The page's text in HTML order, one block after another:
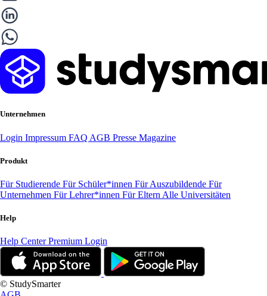
Unternehmen
Login Impressum FAQ AGB Presse Magazine
Produkt
Für Studierende Für Schüler*innen Für Auszubildende Für
Unternehmen Für Lehrer*innen Für Eltern Alle Universitäten
Help
Help CenterPremium Login
© StudySmarter